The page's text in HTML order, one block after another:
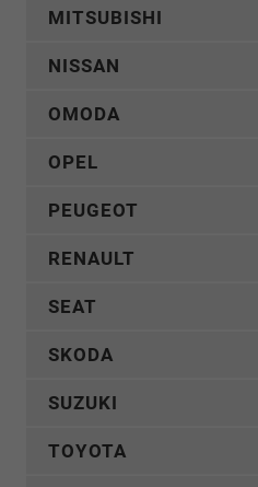
MITSUBISHI
NISSAN
OMODA
OPEL
PEUGEOT
RENAULT
SEAT
SKODA
SUZUKI
TOYOTA